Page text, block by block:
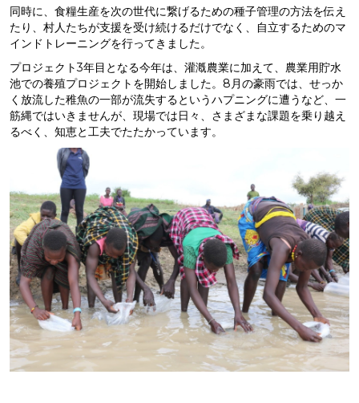
同時に、食糧生産を次の世代に繋げるための種子管理の方法を伝え
たり、村人たちが支援を受け続けるだけでなく、自立するためのマ
インドトレーニングを行ってきました。
プロジェクト3年目となる今年は、灌漑農業に加えて、農業用貯水
池での養殖プロジェクトを開始しました。8月の豪雨では、せっか
く放流した稚魚の一部が流失するというハプニングに遭うなど、一
筋縄ではいきませんが、現場では日々、さまざまな課題を乗り越え
るべく、知恵と工夫でたたかっています。